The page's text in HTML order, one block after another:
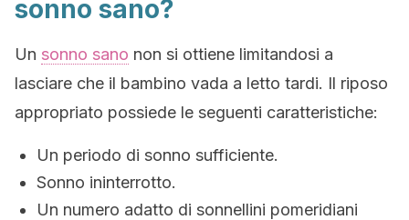
sonno sano?
Un sonno sano non si ottiene limitandosi a
lasciare che il bambino vada a letto tardi. Il riposo
appropriato possiede le seguenti caratteristiche:
Un periodo di sonno sufficiente.
Sonno ininterrotto.
Un numero adatto di sonnellini pomeridiani